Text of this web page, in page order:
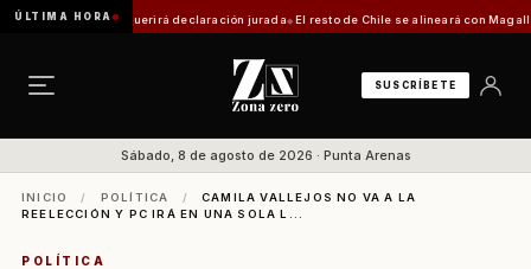
ÚLTIMA HORA
trámite requerirá declaración jurada El resto de Chile se alineará con Magallanes:
SUSCRÍBETE
Sábado, 8 de agosto de 2026 · Punta Arenas
INICIO / POLÍTICA /
CAMILA VALLEJOS NO VA A LA
REELECCIÓN Y PC IRÁ EN UNA SOLA L...
POLÍTICA